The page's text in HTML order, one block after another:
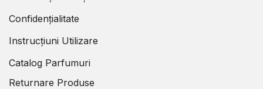
Confidențialitate
Instrucțiuni Utilizare
Catalog Parfumuri
Returnare Produse